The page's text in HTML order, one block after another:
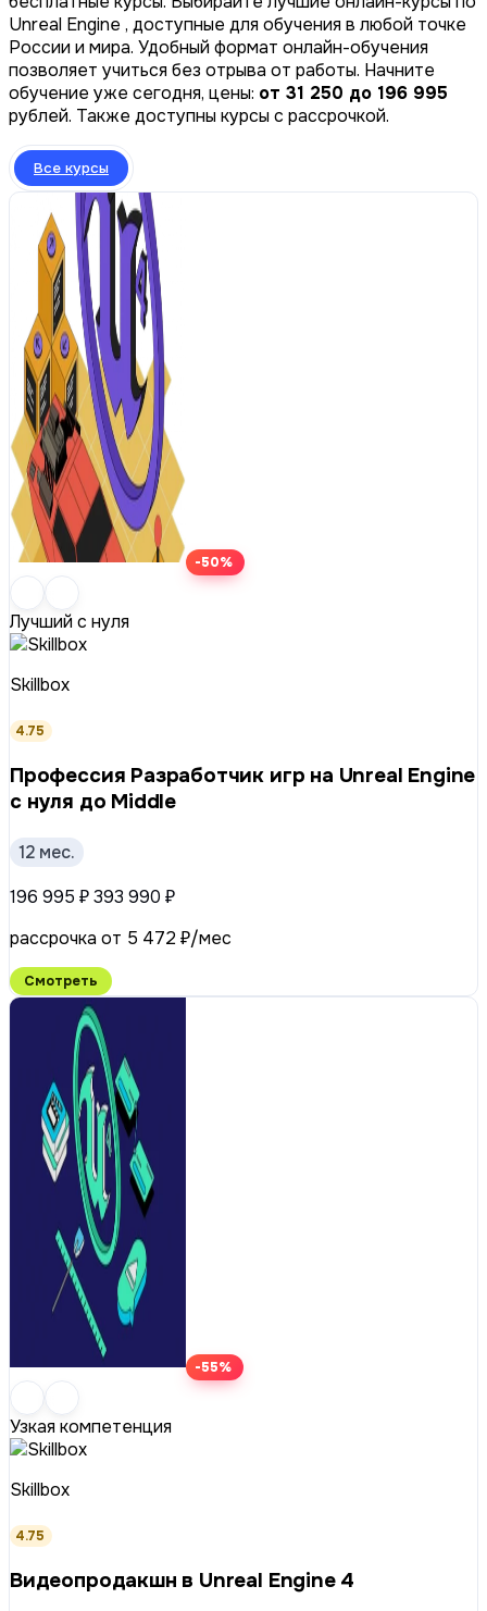
Unreal Engine , доступные для обучения в любой точке
России и мира. Удобный формат онлайн-обучения
позволяет учиться без отрыва от работы. Начните
обучение уже сегодня, цены: от 31 250 до 196 995
рублей. Также доступны курсы с рассрочкой.
Все курсы
-50%
Лучший с нуля
Skillbox
4.75
Профессия Разработчик игр на Unreal Engine
с нуля до Middle
12 мес.
196 995 ₽393 990 ₽
рассрочка от 5 472 ₽/мес
Смотреть
-55%
Узкая компетенция
Skillbox
4.75
Видеопродакшн в Unreal Engine 4